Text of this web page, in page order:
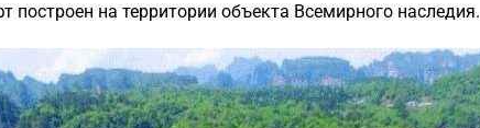
на территории объекта Всемирного наследия.